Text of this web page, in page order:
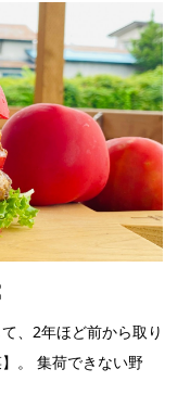
、2年ほど前から取り
。 集荷できない野